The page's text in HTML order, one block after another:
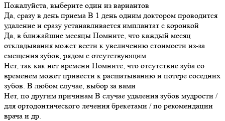
Пожалуйста, выберите один из вариантов
Да, сразу в день приема В 1 день одним доктором проводится
удаление и сразу устанавливается имплантат с коронкой
Да, в ближайшие месяцы Помните, что каждый месяц
откладывания может вести к увеличению стоимости из-за
смещения зубов, рядом с отсутствующим
Нет, так как нет времени Помните, что отсутствие зуба со
временем может привести к расшатыванию и потере соседних
зубов. В любом случае, выбор за вами
Нет, по другим причинам В случае удаления зубов мудрости /
для ортодонтического лечения брекетами / по рекомендации
врача и др.